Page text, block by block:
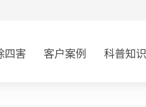
四害 客户案例 科普知识